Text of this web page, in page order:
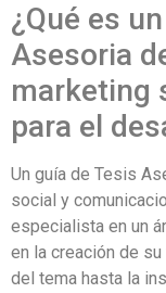
¿Qué es
Asesoria
marketing
para el
Un guía de Tesis
social y
especialista en un
en la creación de
del tema hasta la